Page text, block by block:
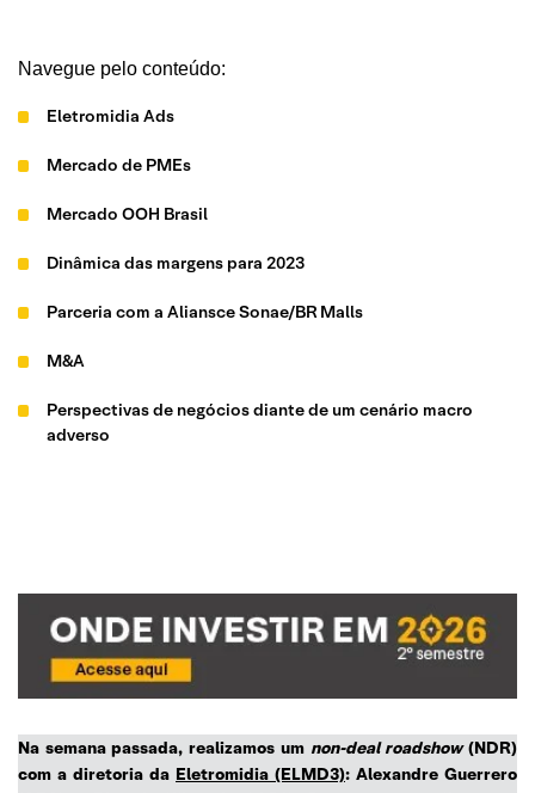
Navegue pelo conteúdo:
Eletromidia Ads
Mercado de PMEs
Mercado OOH Brasil
Dinâmica das margens para 2023
Parceria com a Aliansce Sonae/BR Malls
M&A
Perspectivas de negócios diante de um cenário macro
adverso
Na semana passada, realizamos um non-deal roadshow(NDR)
com a diretoria da Eletromidia (ELMD3): Alexandre Guerrero